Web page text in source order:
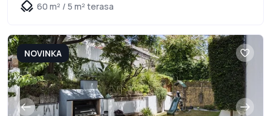
60 m² / 5 m² terasa
NOVINKA